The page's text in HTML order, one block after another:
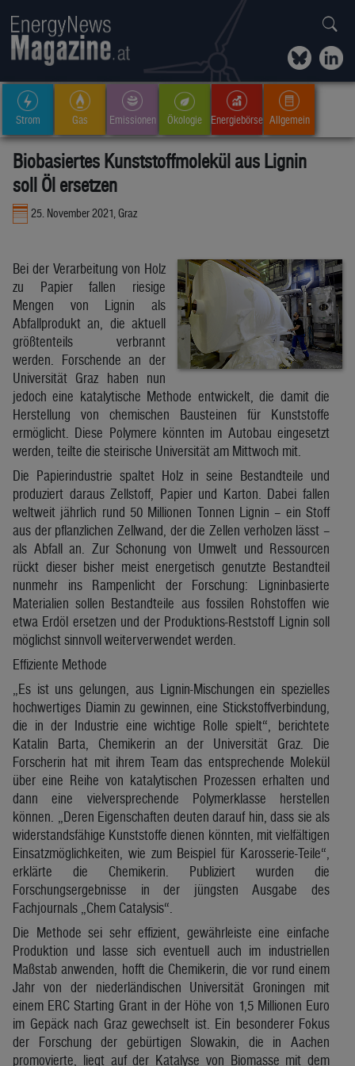
Strom Gas Emissionen Ökologie Energiebörse Allgemein
Biobasiertes Kunststoffmolekül aus Lignin
soll Öl ersetzen
25. November 2021, Graz
Bei der Verarbeitung von Holz
zu Papier fallen riesige
Mengen von Lignin als
Abfallprodukt an, die aktuell
größtenteils verbrannt
werden. Forschende an der
Universität Graz haben nun
jedoch eine katalytische Methode entwickelt, die damit die
Herstellung von chemischen Bausteinen für Kunststoffe
ermöglicht. Diese Polymere könnten im Autobau eingesetzt
werden, teilte die steirische Universität am Mittwoch mit.
Die Papierindustrie spaltet Holz in seine Bestandteile und
produziert daraus Zellstoff, Papier und Karton. Dabei fallen
weltweit jährlich rund 50 Millionen Tonnen Lignin – ein Stoff
aus der pflanzlichen Zellwand, der die Zellen verholzen lässt –
als Abfall an. Zur Schonung von Umwelt und Ressourcen
rückt dieser bisher meist energetisch genutzte Bestandteil
nunmehr ins Rampenlicht der Forschung: Ligninbasierte
Materialien sollen Bestandteile aus fossilen Rohstoffen wie
etwa Erdöl ersetzen und der Produktions-Reststoff Lignin soll
möglichst sinnvoll weiterverwendet werden.
Effiziente Methode
„Es ist uns gelungen, aus Lignin-Mischungen ein spezielles
hochwertiges Diamin zu gewinnen, eine Stickstoffverbindung,
die in der Industrie eine wichtige Rolle spielt“, berichtete
Katalin Barta, Chemikerin an der Universität Graz. Die
Forscherin hat mit ihrem Team das entsprechende Molekül
über eine Reihe von katalytischen Prozessen erhalten und
dann eine vielversprechende Polymerklasse herstellen
können. „Deren Eigenschaften deuten darauf hin, dass sie als
widerstandsfähige Kunststoffe dienen könnten, mit vielfältigen
Einsatzmöglichkeiten, wie zum Beispiel für Karosserie-Teile“,
erklärte die Chemikerin. Publiziert wurden die
Forschungsergebnisse in der jüngsten Ausgabe des
Fachjournals „Chem Catalysis“.
Die Methode sei sehr effizient, gewährleiste eine einfache
Produktion und lasse sich eventuell auch im industriellen
Maßstab anwenden, hofft die Chemikerin, die vor rund einem
Jahr von der niederländischen Universität Groningen mit
einem ERC Starting Grant in der Höhe von 1,5 Millionen Euro
im Gepäck nach Graz gewechselt ist. Ein besonderer Fokus
der Forschung der gebürtigen Slowakin, die in Aachen
promovierte, liegt auf der Katalyse von Biomasse mit dem